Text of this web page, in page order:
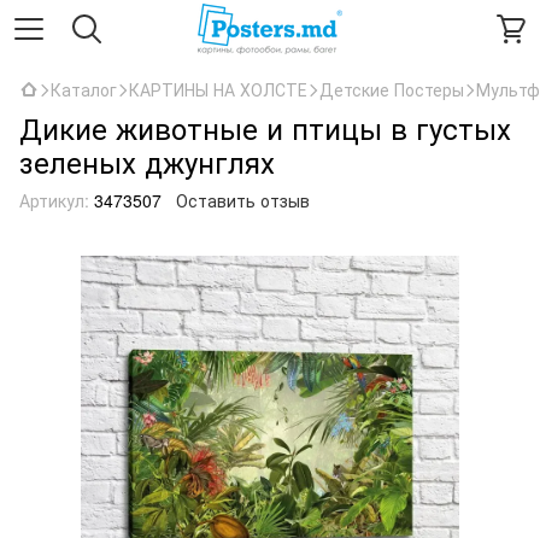
Каталог КАРТИНЫ НА ХОЛСТЕ Детские Постеры
Дикие животные и птицы в густых
зеленых джунглях
Артикул: 3473507 Оставить отзыв